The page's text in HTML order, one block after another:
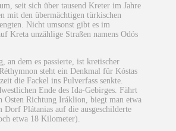
seit sich über tausend Kreter im Jahre
mit den übermächtigen türkischen
Nicht umsonst gibt es im
Kreta unzählige Straßen namens Odós
an dem es passierte, ist kretischer
steht ein Denkmal für Kóstas
die Fackel ins Pulverfass senkte.
Ende des Ida-Gebirges. Fährt
Osten Richtung Iráklion, biegt man etwa
Plátanias auf die ausgeschilderte
etwa 18 Kilometer).